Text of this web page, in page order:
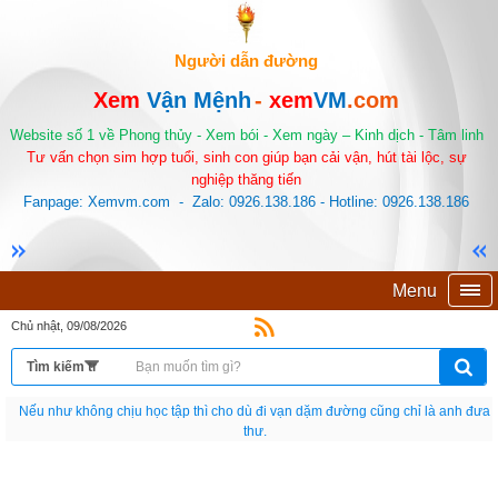
Người dẫn đường
Xem Vận Mệnh- xemVM.com
Website số 1 về Phong thủy - Xem bói - Xem ngày – Kinh dịch - Tâm linh
Tư vấn chọn sim hợp tuổi, sinh con giúp bạn cải vận, hút tài lộc, sự
nghiệp thăng tiến
Fanpage: Xemvm.com - Zalo: 0926.138.186 - Hotline: 0926.138.186
Menu
Chủ nhật, 09/08/2026
Nếu như không chịu học tập thì cho dù đi vạn dặm đường cũng chỉ là anh đưa
thư.